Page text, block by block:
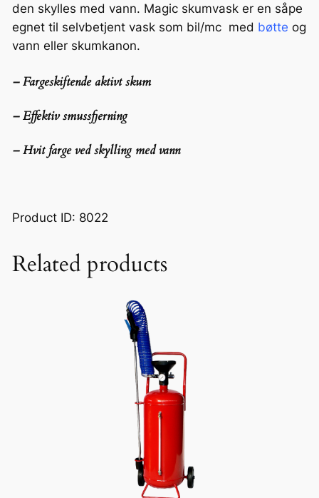
4
r
t
a
l
den skylles med vann. Magic skumvask er en såpe
egnet til selvbetjent vask som bil/mc med bøtte og
vann eller skumkanon.
– Fargeskiftende aktivt skum
– Effektiv smussfjerning
– Hvit farge ved skylling med vann
Product ID: 8022
Related products